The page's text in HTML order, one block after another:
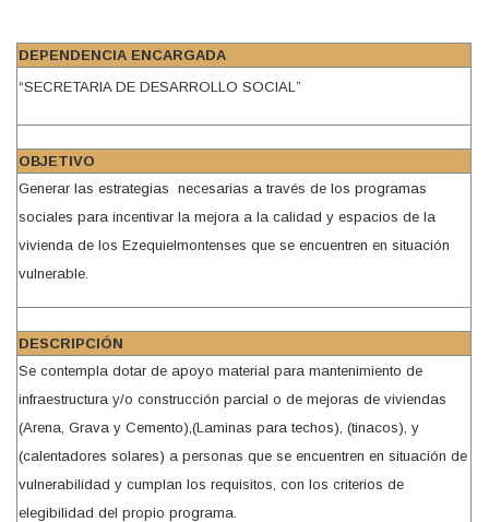
DEPENDENCIA ENCARGADA
“SECRETARIA DE DESARROLLO SOCIAL”
OBJETIVO
Generar las estrategias necesarias a través de los programas
sociales para incentivar la mejora a la calidad y espacios de la
vivienda de los Ezequielmontenses que se encuentren en situación
vulnerable.
DESCRIPCIÓN
Se contempla dotar de apoyo material para mantenimiento de
infraestructura y/o construcción parcial o de mejoras de viviendas
(Arena, Grava y Cemento),(Laminas para techos), (tinacos), y
(calentadores solares) a personas que se encuentren en situación de
vulnerabilidad y cumplan los requisitos, con los criterios de
elegibilidad del propio programa.